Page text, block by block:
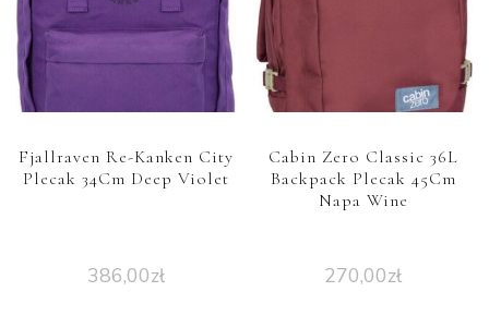
Fjallraven Re-Kanken City
Plecak 34Cm Deep Violet
386,00zł
Cabin Zero Classic 36L
Backpack Plecak 45Cm
Napa Wine
270,00zł